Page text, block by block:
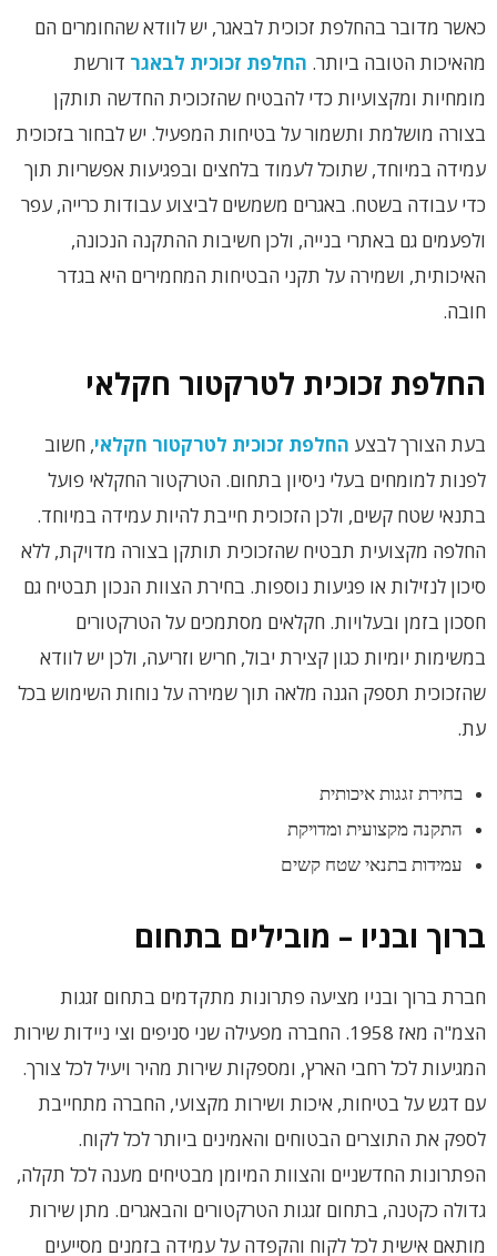
כאשר מדובר בהחלפת זכוכית לבאגר, יש לוודא שהחומרים הם
מהאיכות הטובה ביותר. החלפת זכוכית לבאגר דורשת
מומחיות ומקצועיות כדי להבטיח שהזכוכית החדשה תותקן
בצורה מושלמת ותשמור על בטיחות המפעיל. יש לבחור בזכוכית
עמידה במיוחד, שתוכל לעמוד בלחצים ובפגיעות אפשריות תוך
כדי עבודה בשטח. באגרים משמשים לביצוע עבודות כרייה, עפר
ולפעמים גם באתרי בנייה, ולכן חשיבות ההתקנה הנכונה,
האיכותית, ושמירה על תקני הבטיחות המחמירים היא בגדר
חובה.
החלפת זכוכית לטרקטור חקלאי
בעת הצורך לבצע החלפת זכוכית לטרקטור חקלאי, חשוב
לפנות למומחים בעלי ניסיון בתחום. הטרקטור החקלאי פועל
בתנאי שטח קשים, ולכן הזכוכית חייבת להיות עמידה במיוחד.
החלפה מקצועית תבטיח שהזכוכית תותקן בצורה מדויקת, ללא
סיכון לנזילות או פגיעות נוספות. בחירת הצוות הנכון תבטיח גם
חסכון בזמן ובעלויות. חקלאים מסתמכים על הטרקטורים
במשימות יומיות כגון קצירת יבול, חריש וזריעה, ולכן יש לוודא
שהזכוכית תספק הגנה מלאה תוך שמירה על נוחות השימוש בכל
עת.
בחירת זגגות איכותית
התקנה מקצועית ומדויקת
עמידות בתנאי שטח קשים
ברוך ובניו – מובילים בתחום
חברת ברוך ובניו מציעה פתרונות מתקדמים בתחום זגגות
הצמ"ה מאז 1958. החברה מפעילה שני סניפים וצי ניידות שירות
המגיעות לכל רחבי הארץ, ומספקות שירות מהיר ויעיל לכל צורך.
עם דגש על בטיחות, איכות ושירות מקצועי, החברה מתחייבת
לספק את התוצרים הבטוחים והאמינים ביותר לכל לקוח.
הפתרונות החדשניים והצוות המיומן מבטיחים מענה לכל תקלה,
גדולה כקטנה, בתחום זגגות הטרקטורים והבאגרים. מתן שירות
מותאם אישית לכל לקוח והקפדה על עמידה בזמנים מסייעים